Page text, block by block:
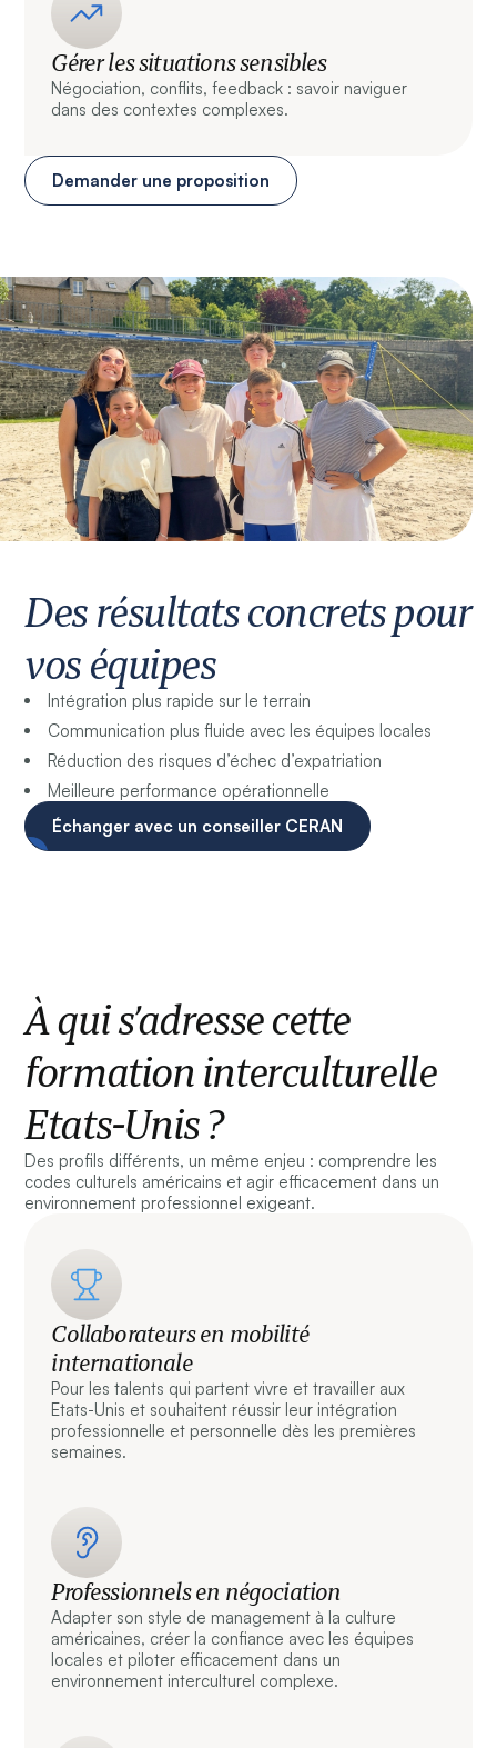
Gérer les situations sensibles
Négociation, conflits, feedback : savoir naviguer
dans des contextes complexes.
Demander une proposition
Des résultats concrets pour
vos équipes
Intégration plus rapide sur le terrain
Communication plus fluide avec les équipes locales
Réduction des risques d’échec d’expatriation
Meilleure performance opérationnelle
Échanger avec un conseiller CERAN
À qui s’adresse cette
formation interculturelle
Etats-Unis ?
Des profils différents, un même enjeu : comprendre les
codes culturels américains et agir efficacement dans un
environnement professionnel exigeant.
Collaborateurs en mobilité
internationale
Pour les talents qui partent vivre et travailler aux
Etats-Unis et souhaitent réussir leur intégration
professionnelle et personnelle dès les premières
semaines.
Professionnels en négociation
Adapter son style de management à la culture
américaines, créer la confiance avec les équipes
locales et piloter efficacement dans un
environnement interculturel complexe.